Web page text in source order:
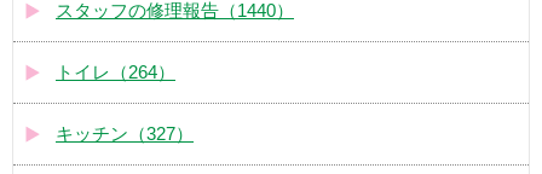
スタッフの修理報告（1440）
トイレ（264）
キッチン（327）